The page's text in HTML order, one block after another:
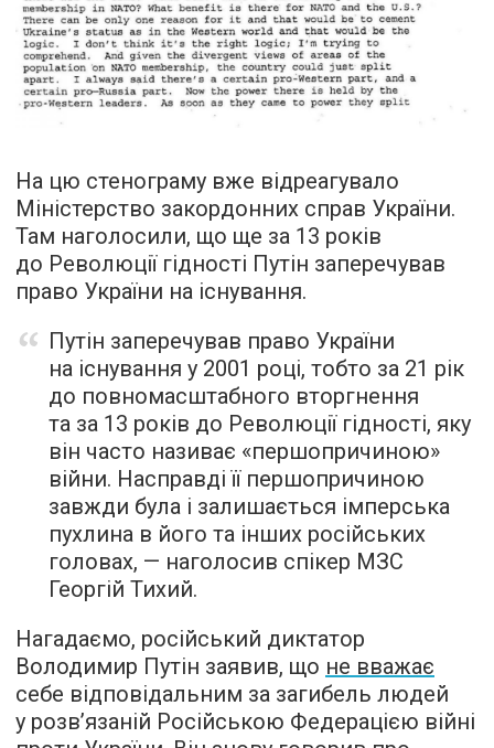
На цю стенограму вже відреагувало
Міністерство закордонних справ України.
Там наголосили, що ще за 13 років
до Революції гідності Путін заперечував
право України на існування.
Путін заперечував право України
на існування у 2001 році, тобто за 21 рік
до повномасштабного вторгнення
та за 13 років до Революції гідності, яку
він часто називає «першопричиною»
війни. Насправді її першопричиною
завжди була і залишається імперська
пухлина в його та інших російських
головах, — наголосив спікер МЗС
Георгій Тихий.
Нагадаємо, російський диктатор
Володимир Путін заявив, що не вважає
себе відповідальним за загибель людей
у розв’язаній Російською Федерацією війні